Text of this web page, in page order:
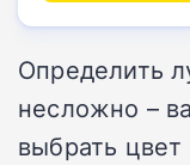
Определить
несложно –
выбрать